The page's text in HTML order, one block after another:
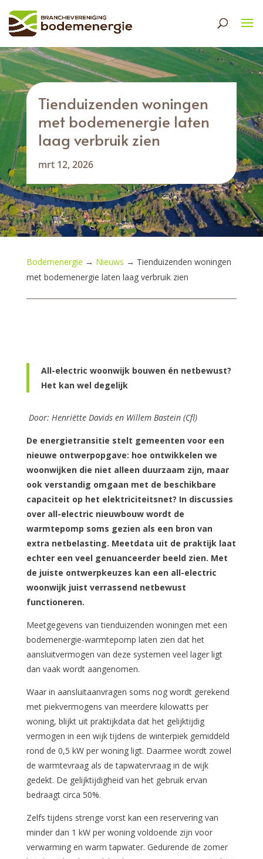
Tienduizenden woningen
met bodemenergie laten
laag verbruik zien
mrt 12, 2026
Bodemenergie → Nieuws → Tienduizenden woningen
met bodemenergie laten laag verbruik zien
All-electric woonwijk bouwen én netbewust?
Het kan wel degelijk
Door: Henriëtte Davids en Willem Bastein (Cfl)
De energietransitie stelt gemeenten voor een
nieuwe ontwerpopgave: hoe ontwikkelen we
woonwijken die niet alleen duurzaam zijn, maar
ook verstandig omgaan met de beschikbare
capaciteit op het elektriciteitsnet? In discussies
over all-electric nieuwbouw wordt de
warmtepomp soms gezien als een bron van
extra netbelasting. Meetdata uit de praktijk laat
echter een veel genuanceerder beeld zien. Met
de juiste ontwerpkeuzes kan een all-electric
woonwijk juist verrassend netbewust
functioneren.
Meetgegevens van tienduizenden woningen met een
bodemenergie-warmtepomp laten zien dat het
aansluitvermogen van deze systemen veel lager ligt
dan vaak wordt aangenomen.
Waar in aansluitaanvragen soms nog wordt gerekend
met piekvermogens van meerdere kilowatts per
woning, blijkt uit praktijkdata dat het gelijktijdig
vermogen in een wijk tijdens de winterpiek gemiddeld
rond de 0,5 kW per woning ligt. Daarmee wordt zowel
de warmtevraag als de tapwatervraag in de wijk
gedekt. De gelijktijdigheid van het gebruik ervan
bedraagt circa 50%.
Zelfs tijdens strenge vorst kan een reservering van
minder dan 1 kW per woning voldoende zijn voor
verwarming en warm tapwater. Gedurende de zomer